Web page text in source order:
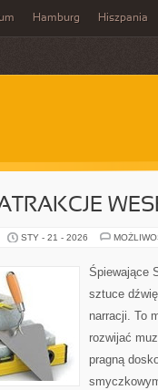
Hamburg Hiszpania
STY - 21 - 2026
Śpiewające
sztuce
narracji. To
rozwijać
pragną